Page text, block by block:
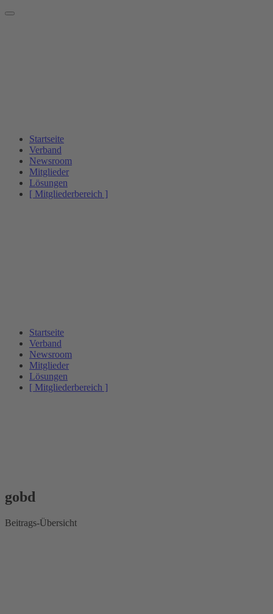
Startseite
Verband
Newsroom
Mitglieder
Lösungen
[ Mitgliederbereich ]
Startseite
Verband
Newsroom
Mitglieder
Lösungen
[ Mitgliederbereich ]
gobd
Beitrags-Übersicht